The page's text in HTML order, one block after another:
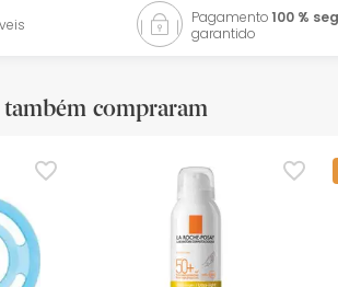
Pagamento100 %
garantido
compraram